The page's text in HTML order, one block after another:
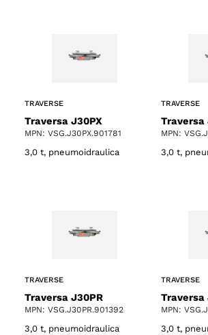
TRAVERSE
Traversa J30PX
MPN: VSG.J30PX.901781
3,0 t, pneumoidraulica
TRAVERSE
Traversa
MPN:
3,0 t,
TRAVERSE
Traversa J30PR
MPN: VSG.J30PR.901392
3,0 t, pneumoidraulica
TRAVERSE
Traversa
MPN:
3,0 t,